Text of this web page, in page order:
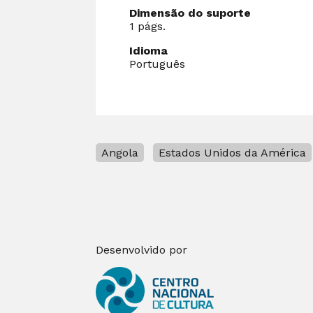
Dimensão do suporte
1 págs.
Idioma
Português
Angola Estados Unidos da América
Desenvolvido por